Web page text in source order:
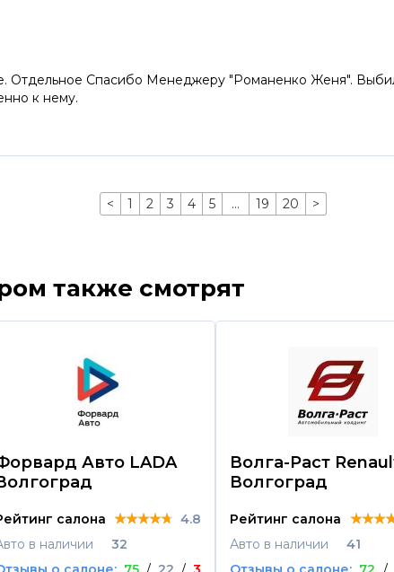
Отдельное Спасибо Менеджеру "Романенко Женя".
к нему.
< 1 2 3 4 5 … 19 20 >
также смотрят
Авто LADA
салона ★★★★★
★★★★★
★★★★★ 4.8
в наличии
32
Волга-Раст
Волгоград
Рейтинг салона
Авто в наличии
41